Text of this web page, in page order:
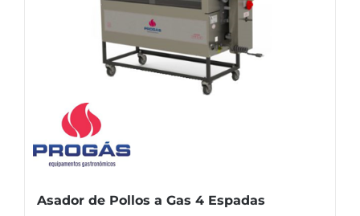
Asador de Pollos a Gas 4 Espadas